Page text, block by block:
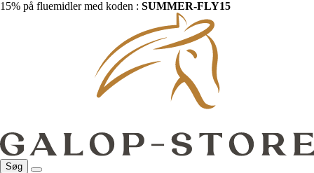
15% på fluemidler med koden : SUMMER-FLY15
Søg